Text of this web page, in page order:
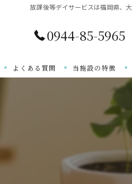
放課後等デイサービスは福岡県、
0944-85-5965
よくある質問 当施設の特徴
自閉症